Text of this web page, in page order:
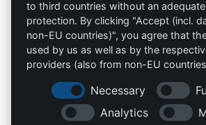
Contacto
info@die-schutzprofis.de
+49 (511) 679997-97
Wohlenbergstraße 6
to third countries without an
protection. By clicking "Accept (incl.
non-EU countries)", you agree that
used by us as well as by the
providers (also from non-EU
Necessary
Analytics